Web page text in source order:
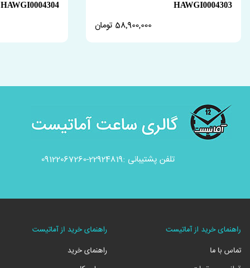
HAWGI0004303
58,900,000 تومان
HAWGI0004304
تلفن پشتیبانی :22924819-09122067260
راهنمای خرید از آماتیست
تماس با ما
راهنمای خرید از آماتیست
راهنمای خرید